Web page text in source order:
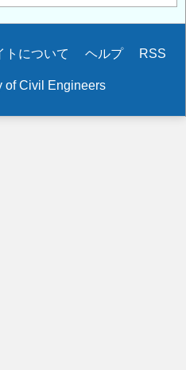
トについて ヘルプ RSS
of Civil Engineers